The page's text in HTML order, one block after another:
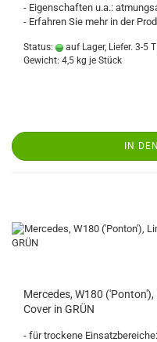
- Eigenschaften u.a.:
- Erfahren Sie mehr in der
Status: auf Lager, Liefer. 3-5 T
Gewicht: 4,5 kg je Stück
IN
Mercedes, W180
Cover in GRÜN
- für trockene